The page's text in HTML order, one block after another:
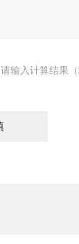
请输入计算结果